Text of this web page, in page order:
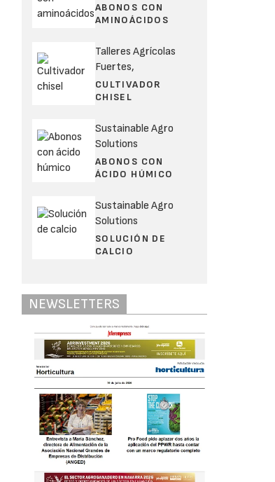
ABONOS CON
AMINOÁCIDOS
Talleres Agrícolas
Fuertes,
CULTIVADOR
CHISEL
Sustainable Agro
Solutions
ABONOS CON
ÁCIDO HÚMICO
Sustainable Agro
Solutions
SOLUCIÓN DE
CALCIO
NEWSLETTERS